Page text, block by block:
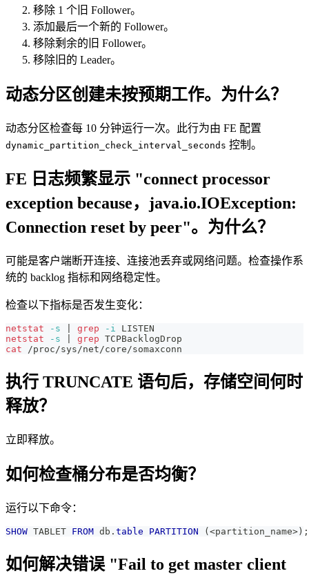
移除 1 个旧 Follower。
添加最后一个新的 Follower。
移除剩余的旧 Follower。
移除旧的 Leader。
动态分区创建未按预期工作。为什么？
动态分区检查每 10 分钟运行一次。此行为由 FE 配置
dynamic_partition_check_interval_seconds 控制。
FE 日志频繁显示 "connect processor
exception because，java.io.IOException:
Connection reset by peer"。为什么？
可能是客户端断开连接、连接池丢弃或网络问题。检查操作系
统的 backlog 指标和网络稳定性。
检查以下指标是否发生变化：
netstat -s grep -i LISTEN
netstat
-s grep TCPBacklogDrop
cat /proc/sys/net/core/somaxconn
执行 TRUNCATE 语句后，存储空间何时
释放？
立即释放。
如何检查桶分布是否均衡？
运行以下命令：
SHOW TABLET FROM db . table PARTITION ( <partition_name> ) ;
如何解决错误 "Fail to get master client